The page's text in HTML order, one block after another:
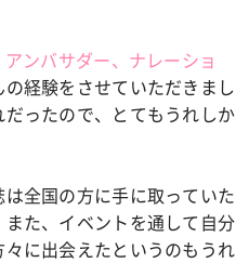
ンバサダー、ナレーショ
経験をさせていただきまし
ったので、とてもうれしか
全国の方に手に取っていた
た、イベントを通して自分
に出会えたというのもうれ